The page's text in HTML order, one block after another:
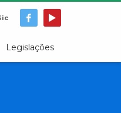
Legislações